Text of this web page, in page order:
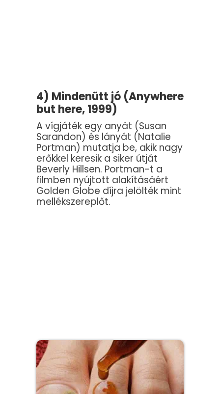
4) Mindenütt jó (Anywhere
but here, 1999)
A vígjáték egy anyát (Susan
Sarandon) és lányát (Natalie
Portman) mutatja be, akik nagy
erőkkel keresik a siker útját
Beverly Hillsen. Portman-t a
filmben nyújtott alakításáért
Golden Globe díjra jelölték mint
mellékszereplőt.